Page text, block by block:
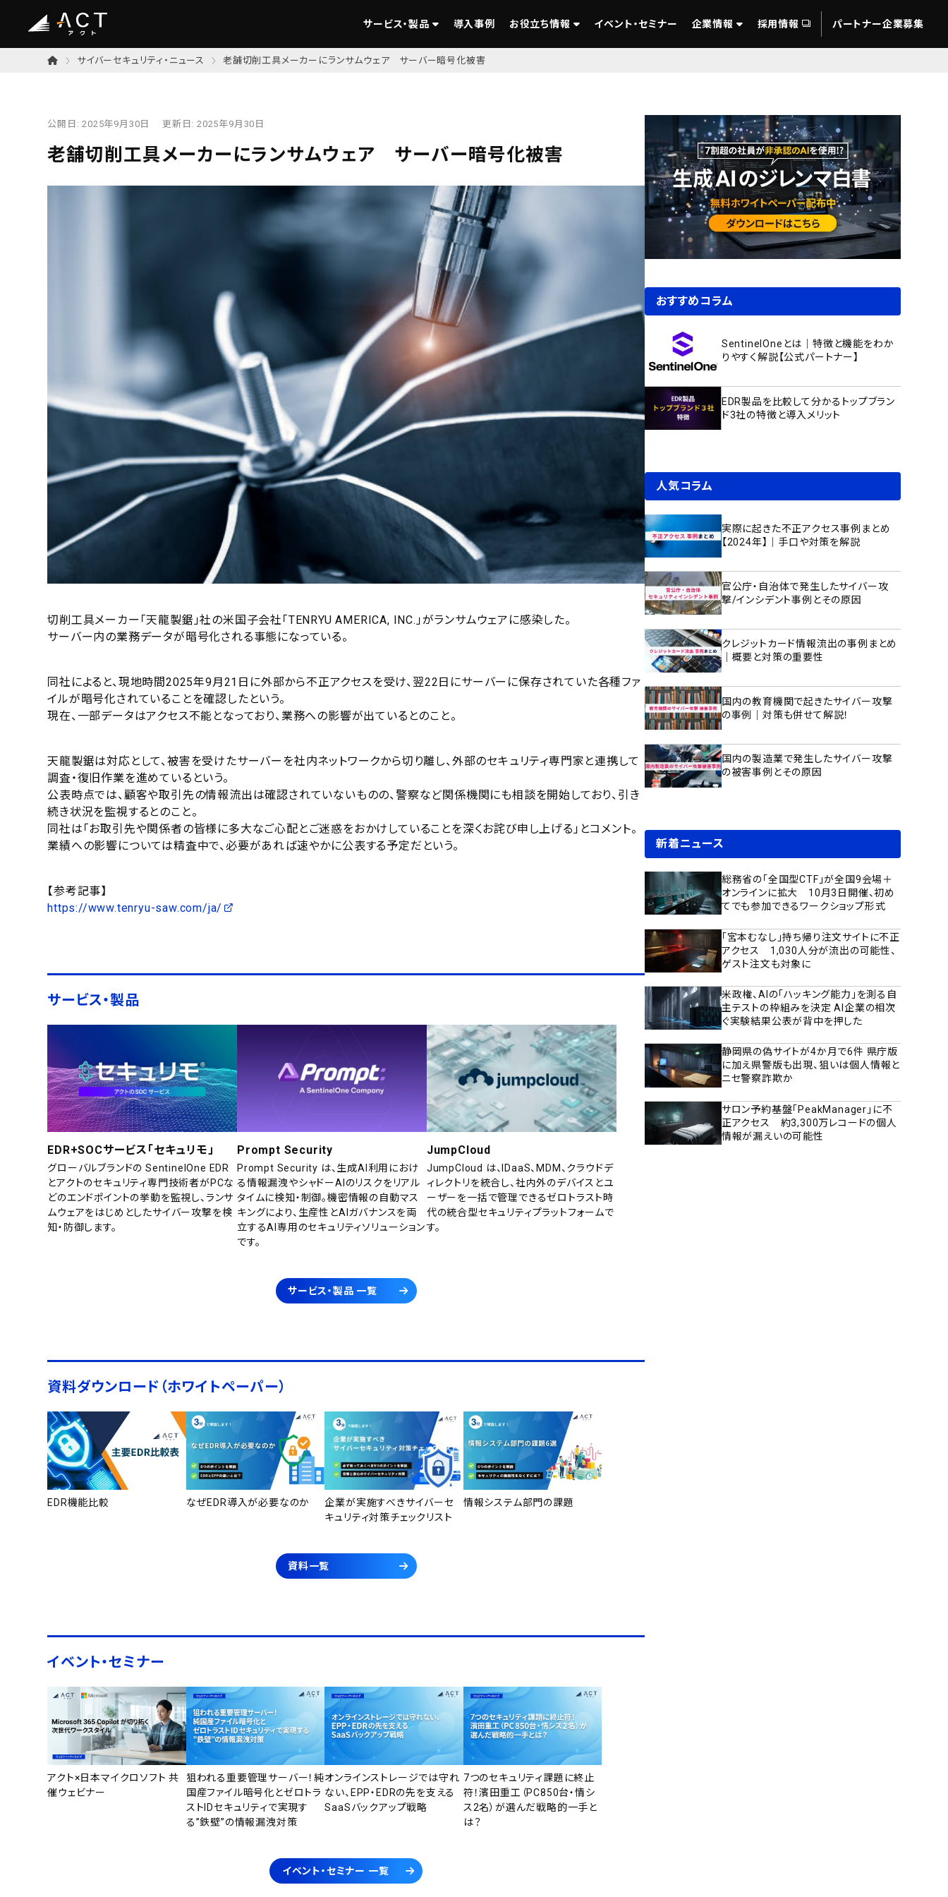
サービス・製品 導入事例 お役立ち情報 イベント・セミナー 企業情報 採用情報 パートナー企業募集
サイバーセキュリティ・ニュース 老舗切削工具メーカーにランサムウェア サーバー暗号化被害
公開日:2025年9月30日 更新日: 2025年9月30日
老舗切削工具メーカーにランサムウェア サーバー暗号化被害
切削工具メーカー「天龍製鋸」社の米国子会社「TENRYU AMERICA, INC.」がランサムウェアに感染した。
サーバー内の業務データが暗号化される事態になっている。
同社によると、現地時間2025年9月21日に外部から不正アクセスを受け、翌22日にサーバーに保存されていた各種ファ
イルが暗号化されていることを確認したという。
現在、一部データはアクセス不能となっており、業務への影響が出ているとのこと。
天龍製鋸は対応として、被害を受けたサーバーを社内ネットワークから切り離し、外部のセキュリティ専門家と連携して
調査・復旧作業を進めているという。
公表時点では、顧客や取引先の情報流出は確認されていないものの、警察など関係機関にも相談を開始しており、引き
続き状況を監視するとのこと。
同社は「お取引先や関係者の皆様に多大なご心配とご迷惑をおかけしていることを深くお詫び申し上げる」とコメント。
業績への影響については精査中で、必要があれば速やかに公表する予定だという。
【参考記事】
https://www.tenryu-saw.com/ja/
サービス・製品
EDR+SOCサービス「セキュリモ」
グローバルブランドの SentinelOne EDR
とアクトのセキュリティ専門技術者がPCな
どのエンドポイントの挙動を監視し、ランサ
ムウェアをはじめとしたサイバー攻撃を検
知・防御します。
Prompt Security
Prompt Security は、生成AI利用におけ
る情報漏洩やシャドーAIのリスクをリアル
タイムに検知・制御。機密情報の自動マス
キングにより、生産性とAIガバナンスを両
立するAI専用のセキュリティソリューション
です。
JumpCloud
JumpCloud は、IDaaS、MDM、クラウドデ
ィレクトリを統合し、社内外のデバイスとユ
ーザーを一括で管理できるゼロトラスト時
代の統合型セキュリティプラットフォームで
す。
サービス・製品 一覧
資料ダウンロード（ホワイトペーパー）
EDR機能比較 なぜEDR導入が必要なのか
企業が実施すべきサイバーセ
キュリティ対策チェックリスト
情報システム部門の課題
資料一覧
イベント・セミナー
アクト×日本マイクロソフト 共
催ウェビナー
狙われる重要管理サーバー！純
国産ファイル暗号化とゼロトラ
ストIDセキュリティで実現す
る”鉄壁”の情報漏洩対策
オンラインストレージでは守れ
ない、EPP・EDRの先を支える
SaaSバックアップ戦略
7つのセキュリティ課題に終止
符！濱田重工（PC850台・情シ
ス2名）が選んだ戦略的一手と
は？
イベント・セミナー 一覧
おすすめコラム
SentinelOneとは｜特徴と機能をわか
りやすく解説【公式パートナー】
EDR製品を比較して分かるトップブラン
ド3社の特徴と導入メリット
人気コラム
実際に起きた不正アクセス事例まとめ
【2024年】｜手口や対策を解説
官公庁・自治体で発生したサイバー攻
撃/インシデント事例とその原因
クレジットカード情報流出の事例まとめ
｜概要と対策の重要性
国内の教育機関で起きたサイバー攻撃
の事例｜対策も併せて解説！
国内の製造業で発生したサイバー攻撃
の被害事例とその原因
新着ニュース
総務省の「全国型CTF」が全国9会場＋
オンラインに拡大 10月3日開催、初め
てでも参加できるワークショップ形式
「宮本むなし」持ち帰り注文サイトに不正
アクセス 1,030人分が流出の可能性、
ゲスト注文も対象に
米政権、AIの「ハッキング能力」を測る自
主テストの枠組みを決定 AI企業の相次
ぐ実験結果公表が背中を押した
静岡県の偽サイトが4か月で6件 県庁版
に加え県警版も出現、狙いは個人情報と
ニセ警察詐欺か
サロン予約基盤「PeakManager」に不
正アクセス 約3,300万レコードの個人
情報が漏えいの可能性